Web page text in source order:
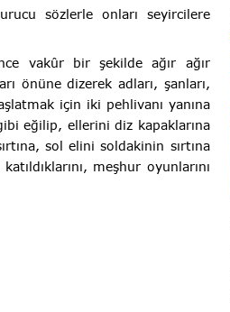
sözlerle onları seyircilere
vakûr bir şekilde ağır ağır
önüne dizerek adları, şanları,
için iki pehlivanı yanına
eğilip, ellerini diz kapaklarına
sol elini soldakinin sırtına
meşhur oyunlarını